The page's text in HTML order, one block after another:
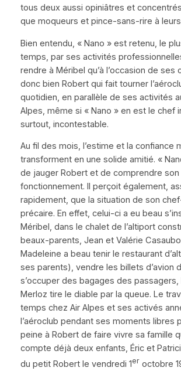
tous deux aussi opiniâtres et
que moqueurs et pince-sans-rire à
Bien entendu, « Nano »est retenu, le
temps, par ses activités
rendre à Méribel qu’à l’occasion de ses
donc bien Robert qui fait tourner
quotidien, en parallèle de ses activités
Alpes, même si « Nano »en est le chef
surtout, incontestable.
Au fil des mois, l’estime et la confiance
transforment en une solide amitié. «
de jauger Robert et de comprendre
fonctionnement. Il perçoit également,
rapidement, que la situation de son
précaire. En effet, celui-ci a eu beau
Méribel, dans le chalet de l’altiport
beaux-parents, Jean et Valérie
Madeleine a beau tenir le restaurant
ses parents), vendre les billets d’avion
s’occuper des bagages des passagers,
Merloz tire le diable par la queue. Le
temps chez Air Alpes et ses activés
l’aéroclub pendant ses moments libres
peine à Robert de faire vivre sa famille
compte déjà deux enfants, Éric et
du petit Robert le vendredi 1er octobre